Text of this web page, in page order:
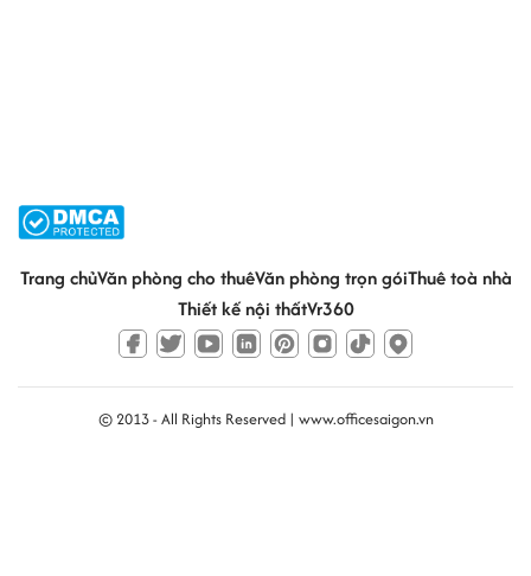
Trang chủVăn phòng cho thuêVăn phòng trọn góiThuê toà nhà
Thiết kế nội thấtVr360
© 2013 - All Rights Reserved | www.officesaigon.vn